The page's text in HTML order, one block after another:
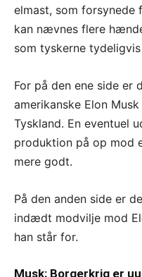
elmast, som forsynede
kan nævnes flere
som tyskerne
For på den ene side er
amerikanske Elon
Tyskland. En eventuel
produktion på op mod
mere godt.
På den anden side er
indædt modvilje mod
han står for.
Musk: Borgerkrig er